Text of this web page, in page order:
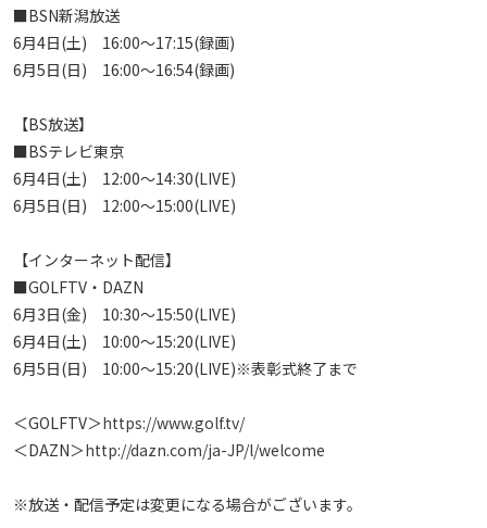
■BSN新潟放送
6月4日(土)　16:00～17:15(録画)
6月5日(日)　16:00～16:54(録画)
【BS放送】
■BSテレビ東京
6月4日(土)　12:00～14:30(LIVE)
6月5日(日)　12:00～15:00(LIVE)
【インターネット配信】
■GOLFTV・DAZN
6月3日(金)　10:30～15:50(LIVE)
6月4日(土)　10:00～15:20(LIVE)
6月5日(日)　10:00～15:20(LIVE)※表彰式終了まで
＜GOLFTV＞https://www.golf.tv/
＜DAZN＞http://dazn.com/ja-JP/l/welcome
※放送・配信予定は変更になる場合がございます。